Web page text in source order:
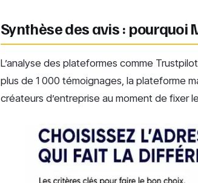
Synthèse des avis :
L’analyse des plateformes comme
plus de 1 000 témoignages, la plateforme
créateurs d’entreprise au moment de fixer